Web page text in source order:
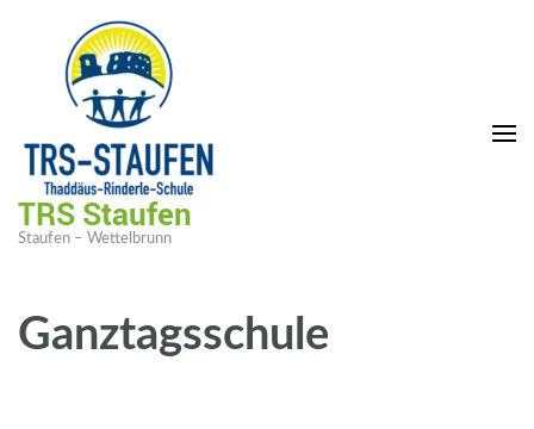
TRS Staufen
Staufen – Wettelbrunn
Ganztagsschule